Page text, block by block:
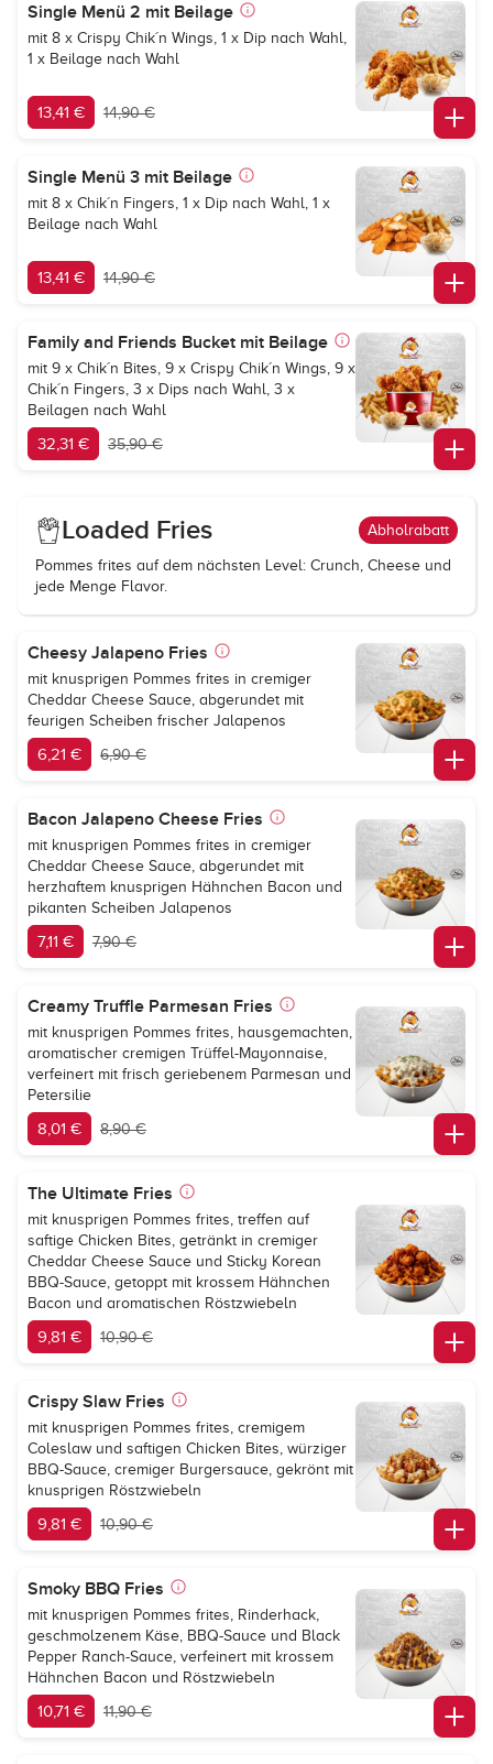
Single Menü 2 mit Beilage
mit 8 x Crispy Chik´n Wings, 1 x Dip nach Wahl,
1 x Beilage nach Wahl
13,41 € 14,90 €
Single Menü 3 mit Beilage
mit 8 x Chik´n Fingers, 1 x Dip nach Wahl, 1 x
Beilage nach Wahl
13,41 € 14,90 €
Family and Friends Bucket mit Beilage
mit 9 x Chik´n Bites, 9 x Crispy Chik´n Wings, 9 x
Chik´n Fingers, 3 x Dips nach Wahl, 3 x
Beilagen nach Wahl
32,31 € 35,90 €
Loaded Fries Abholrabatt
Pommes frites auf dem nächsten Level: Crunch, Cheese und
jede Menge Flavor.
Cheesy Jalapeno Fries
mit knusprigen Pommes frites in cremiger
Cheddar Cheese Sauce, abgerundet mit
feurigen Scheiben frischer Jalapenos
6,21 € 6,90 €
Bacon Jalapeno Cheese Fries
mit knusprigen Pommes frites in cremiger
Cheddar Cheese Sauce, abgerundet mit
herzhaftem knusprigen Hähnchen Bacon und
pikanten Scheiben Jalapenos
7,11 € 7,90 €
Creamy Truffle Parmesan Fries
mit knusprigen Pommes frites, hausgemachten,
aromatischer cremigen Trüffel-Mayonnaise,
verfeinert mit frisch geriebenem Parmesan und
Petersilie
8,01 € 8,90 €
The Ultimate Fries
mit knusprigen Pommes frites, treffen auf
saftige Chicken Bites, getränkt in cremiger
Cheddar Cheese Sauce und Sticky Korean
BBQ-Sauce, getoppt mit krossem Hähnchen
Bacon und aromatischen Röstzwiebeln
9,81 € 10,90 €
Crispy Slaw Fries
mit knusprigen Pommes frites, cremigem
Coleslaw und saftigen Chicken Bites, würziger
BBQ-Sauce, cremiger Burgersauce, gekrönt mit
knusprigen Röstzwiebeln
9,81 € 10,90 €
Smoky BBQ Fries
mit knusprigen Pommes frites, Rinderhack,
geschmolzenem Käse, BBQ-Sauce und Black
Pepper Ranch-Sauce, verfeinert mit krossem
Hähnchen Bacon und Röstzwiebeln
10,71 € 11,90 €